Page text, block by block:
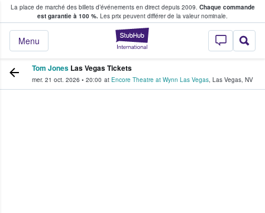
La place de marché des billets d’événements en direct depuis 2009. Chaque commande
est garantie à 100 %. Les prix peuvent différer de la valeur nominale.
StubHub - Où
Menu
fans achètent et vendent des billets
Tom Jones Las Vegas Tickets
mer. 21 oct. 2026 • 20:00 at Encore Theatre at Wynn Las Vegas, Las Vegas, NV